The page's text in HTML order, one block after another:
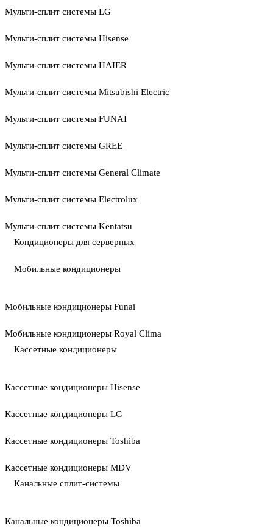
Мульти-сплит системы LG
Мульти-сплит системы Hisense
Мульти-сплит системы HAIER
Мульти-сплит системы Mitsubishi Electric
Мульти-сплит системы FUNAI
Мульти-сплит системы GREE
Мульти-сплит системы General Climate
Мульти-сплит системы Electrolux
Мульти-сплит системы Kentatsu
Кондиционеры для серверных
Мобильные кондиционеры
Мобильные кондиционеры Funai
Мобильные кондиционеры Royal Clima
Кассетные кондиционеры
Кассетные кондиционеры Hisense
Кассетные кондиционеры LG
Кассетные кондиционеры Toshiba
Кассетные кондиционеры MDV
Канальные сплит-системы
Канальные кондиционеры Toshiba